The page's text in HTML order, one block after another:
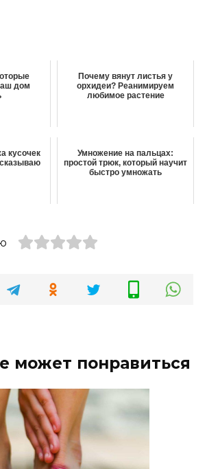
дом
Почему вянут листья у
орхидеи? Реанимируем
любимое растение
кусочек
Умножение на пальцах:
простой трюк, который научит
быстро умножать
может понравиться